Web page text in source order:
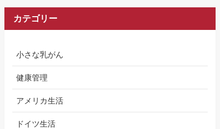
カテゴリー
小さな乳がん
健康管理
アメリカ生活
ドイツ生活